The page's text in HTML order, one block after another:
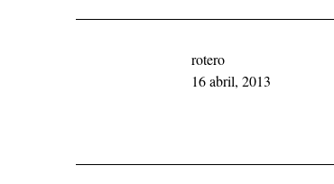
rotero
16 abril, 2013